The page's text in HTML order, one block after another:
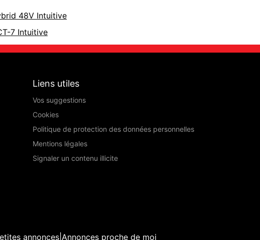
48V Intuitive
7 Intuitive
Liens utiles
Vos suggestions
Cookies
Politique de protection des données personnelles
Mentions légales
Signaler un contenu illicite
annonces Annonces proche de moi